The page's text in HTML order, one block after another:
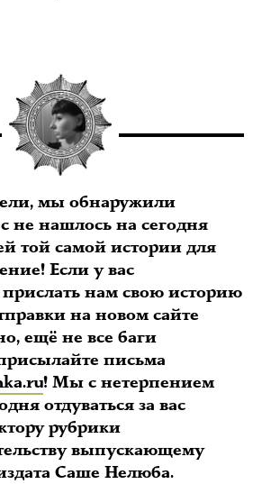
мы обнаружили
не нашлось на сегодня
той самой истории для
Если у вас
прислать нам свою историю
на новом сайте
ещё не все баги
письма
! Мы с нетерпением
отдуваться за вас
рубрики
выпускающему
Саше Нелюба.